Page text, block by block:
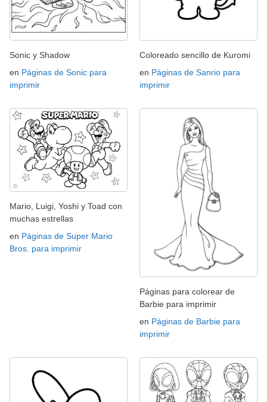
Sonic y Shadow
en Páginas de Sonic para
imprimir
Coloreado sencillo de Kuromi
en Páginas de Sanrio para
imprimir
Mario, Luigi, Yoshi y Toad con
muchas estrellas
en Páginas de Super Mario
Bros. para imprimir
Páginas para colorear de
Barbie para imprimir
en Páginas de Barbie para
imprimir